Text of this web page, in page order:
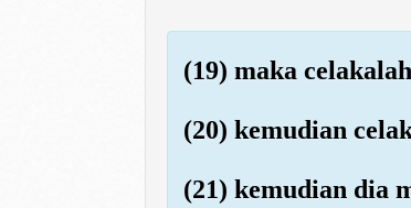
(19) maka
(20) kemudian
(21) kemudian dia